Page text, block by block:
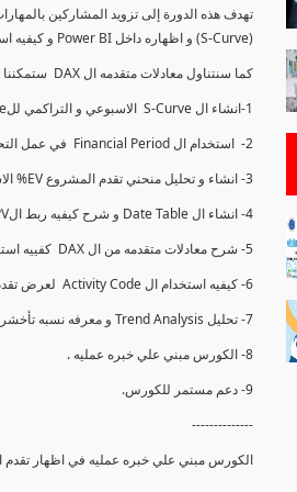
(S-Curve) و اظهاره داخل Power BI و كيفيه استخدام خاصيه Financial Period داهل البريماف
كما سنتناول معادلات متقدمه ال DAX ستمكننا منا عرض نسم التقدم و التأخير في المشروع و اي الاقسام اكثر تأخيرا , كل هذا بشكل تفاعلي و محدث باستمرار.
1-انشاء ال S-Curve الاسبوعي و التراكمي للBaseline داخل ال Power BI.
2- استخدام ال Financial Period في عمل التحديثات و حفظها.
3- انشاء و تحليل منحني تقدم المشروع EV% الاسبوعي و التراكمي.
4- انشاء ال Date Table و شرح كيفيه ربط الPV% مع ال EV% .
5- شرح معادلات متقدمه من ال DAX كفييه استخدامها في عرض المؤشرات المشروع (KPIs) بشكل دقيق.
6- كيفيه استخدام ال Activity Code لعرض تقدم المشروع بأكثر من طريقه .
7- تحليل Trend Analysis و معرفه نسبه تأخشر المشروع و حجم التأخير لكل منطقه في المشروع .
8- الكورس مبني علي خبره عمليه .
9- دعم مستمر للكورس.
--------------
الكورس مبني علي خبره عمليه في اظهار تقدم